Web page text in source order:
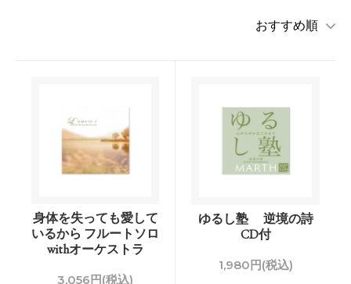
身体を失っても愛して
いるから フルートソロ
withオーケストラ
3,056円(税込)
ゆるし塾 逆境の詩
CD付
1,980円(税込)